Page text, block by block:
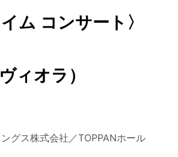
ム コンサート〉
ィオラ）
グス株式会社／TOPPANホール